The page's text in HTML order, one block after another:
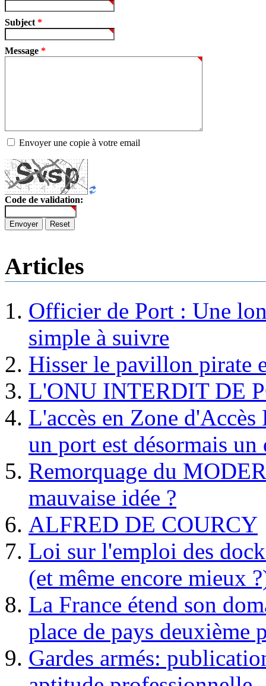
Subject *
Message *
Envoyer une copie à votre email
Code de validation:
Envoyer Reset
Articles
Officier de Port : Une
simple à suivre
Hisser le pavillon pirate
L'ONU INTERDIT DE
L'accès en Zone
un port est désormais un
Remorquage du
mauvaise idée ?
ALFRED DE COURCY
Loi sur l'emploi des
(et même encore mieux
La France étend son
place de pays deuxième
Gardes armés: